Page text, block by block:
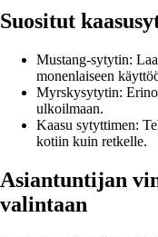
Suositut
Mustang-sytytin:
monenlaiseen
Myrskysytytin:
ulkoilmaan.
Kaasu sytyttimen:
kotiin kuin retkelle.
Asiantuntijan
valintaan